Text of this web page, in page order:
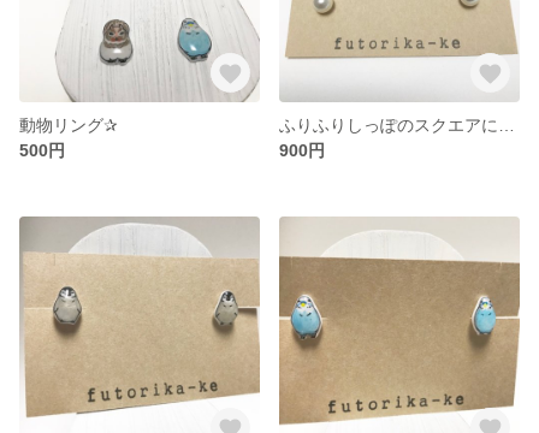
動物リング✰
500円
900円